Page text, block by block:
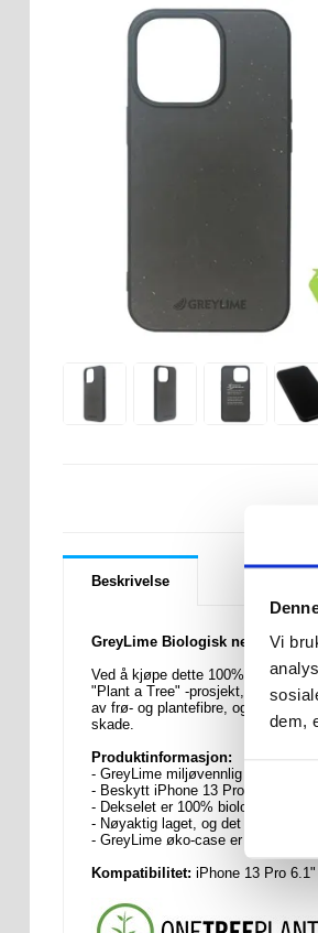
Vi
dem,
Beskrivelse
GreyLime Biologisk nedbrytbar
Ved å kjøpe dette 100% biologisk
"Plant a Tree" -prosjekt, noe som
av frø- og plantefibre, og det er
skade.
Produktinformasjon:
- GreyLime miljøvennlig deksel til
- Beskytt iPhone 13 Pro med dette
- Dekselet er 100% biologisk
- Nøyaktig laget, og det passer
- GreyLime øko-case er laget av frø
Kompatibilitet: iPhone 13 Pro 6.1"